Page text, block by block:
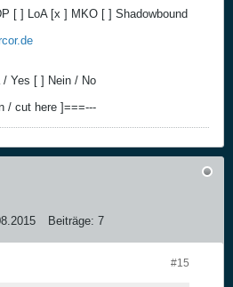
[ ] LoA [x ] MKO [ ] Shadowbound
/ Yes [ ] Nein / No
/ cut here ]===---
Beiträge: 7
#15